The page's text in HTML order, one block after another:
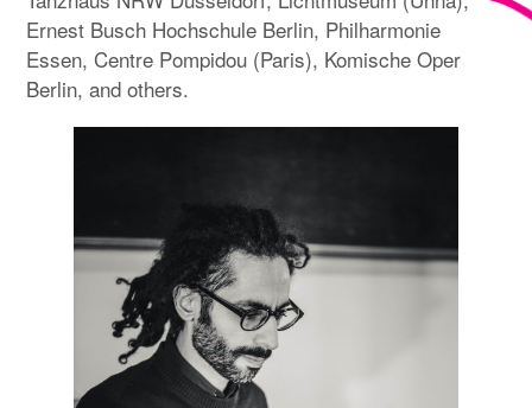
Ernest Busch Hochschule Berlin, Philharmonie
Essen, Centre Pompidou (Paris), Komische Oper
Berlin, and others.